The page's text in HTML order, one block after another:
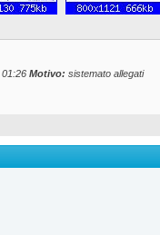
01:26 Motivo: sistemato allegati